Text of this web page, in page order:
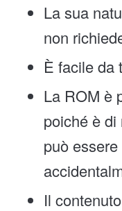
La sua
non
È facile da
La ROM è
poiché è di
può
Il